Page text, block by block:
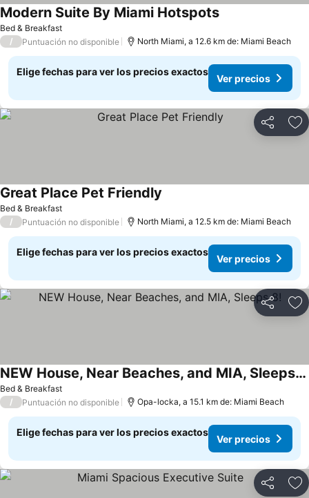
Bed & Breakfast
Modern Suite By Miami Hotspots
/ Puntuación no disponible North Miami, a 12.6 km de: Miami Beach
Elige fechas para ver los precios exactos
Ver precios
Compartir
Bed & Breakfast
Great Place Pet Friendly
/ Puntuación no disponible North Miami, a 12.5 km de: Miami Beach
Elige fechas para ver los precios exactos
Ver precios
Compartir
Bed & Breakfast
NEW House, Near Beaches, and MIA, Sleeps 8!
/ Puntuación no disponible Opa-locka, a 15.1 km de: Miami Beach
Elige fechas para ver los precios exactos
Ver precios
Compartir